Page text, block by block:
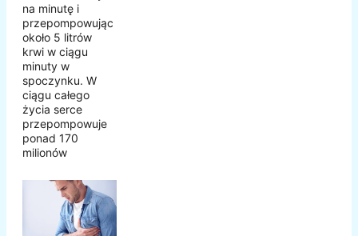
na minutę i
przepompowując
około 5 litrów
krwi w ciągu
minuty w
spoczynku. W
ciągu całego
życia serce
przepompowuje
ponad 170
milionów